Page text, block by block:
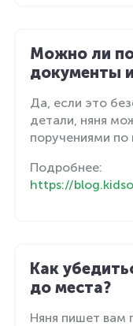
Можно ли
документы
Да, если это
детали, няня
поручениями по
Подробнее:
https://
Как
до места?
Няня пишет вам